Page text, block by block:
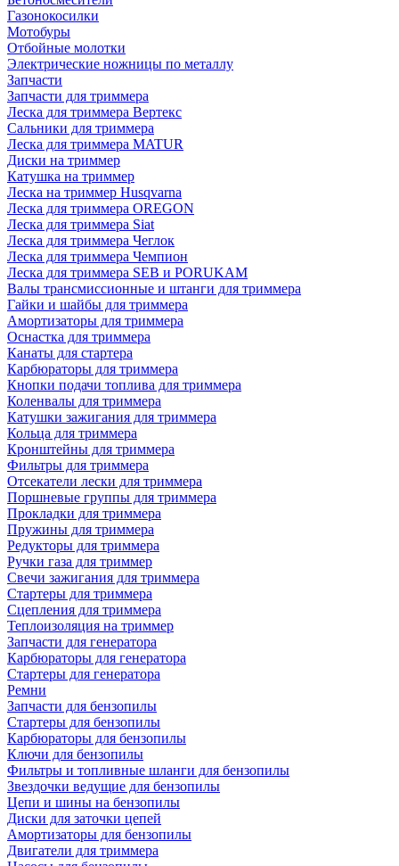
Газонокосилки
Мотобуры
Отбойные молотки
Электрические ножницы по металлу
Запчасти
Запчасти для триммера
Леска для триммера Вертекс
Сальники для триммера
Леска для триммера MATUR
Диски на триммер
Катушка на триммер
Леска на триммер Husqvarna
Леска для триммера OREGON
Леска для триммера Siat
Леска для триммера Чеглок
Леска для триммера Чемпион
Леска для триммера SEB и PORUKAM
Валы трансмиссионные и штанги для триммера
Гайки и шайбы для триммера
Амортизаторы для триммера
Оснастка для триммера
Канаты для стартера
Карбюраторы для триммера
Кнопки подачи топлива для триммера
Коленвалы для триммера
Катушки зажигания для триммера
Кольца для триммера
Кронштейны для триммера
Фильтры для триммера
Отсекатели лески для триммера
Поршневые группы для триммера
Прокладки для триммера
Пружины для триммера
Редукторы для триммера
Ручки газа для триммер
Свечи зажигания для триммера
Стартеры для триммера
Сцепления для триммера
Теплоизоляция на триммер
Запчасти для генератора
Карбюраторы для генератора
Стартеры для генератора
Ремни
Запчасти для бензопилы
Стартеры для бензопилы
Карбюраторы для бензопилы
Ключи для бензопилы
Фильтры и топливные шланги для бензопилы
Звездочки ведущие для бензопилы
Цепи и шины на бензопилы
Диски для заточки цепей
Амортизаторы для бензопилы
Двигатели для триммера